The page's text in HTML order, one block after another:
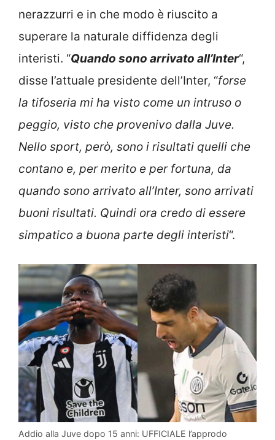
nerazzurri e in che modo è riuscito a
superare la naturale diffidenza degli
interisti. “Quando sono arrivato all’Inter“,
disse l’attuale presidente dell’Inter, “forse
la tifoseria mi ha visto come un intruso o
peggio, visto che provenivo dalla Juve.
Nello sport, però, sono i risultati quelli che
contano e, per merito e per fortuna, da
quando sono arrivato all’Inter, sono arrivati
buoni risultati. Quindi ora credo di essere
simpatico a buona parte degli interisti“.
Addio alla Juve dopo 15 anni: UFFICIALE l’approdo